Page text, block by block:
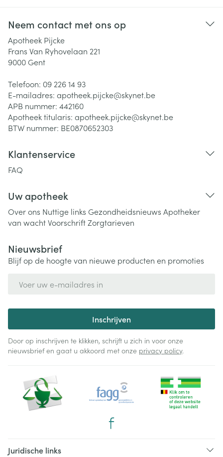
Neem contact met ons op
Apotheek Pijcke
Frans Van Ryhovelaan 221
9000 Gent
Telefoon: 09 226 14 93
E-mailadres: apotheek.pijcke@skynet.be
APB nummer: 442160
Apotheek titularis: apotheek.pijcke@skynet.be
BTW nummer: BE0870652303
Klantenservice
FAQ
Uw apotheek
Over ons Nuttige links Gezondheidsnieuws Apotheker
van wachtVoorschriftZorgtarieven
Nieuwsbrief
Blijf op de hoogte van nieuwe producten en promoties
Inschrijven
Door op inschrijven te klikken, schrijft u zich in voor onze
nieuwsbrief en gaat u akkoord met onze privacy policy.
Juridische links